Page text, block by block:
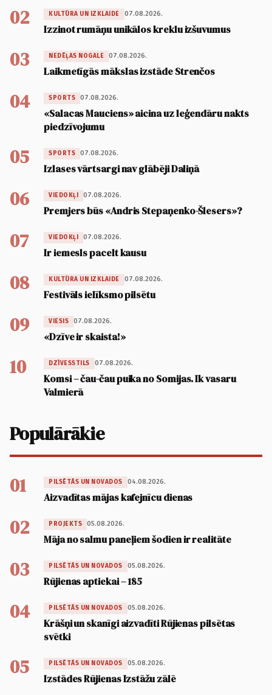
02 KULTŪRA UN IZKLAIDE 07.08.2026.
Izzinot rumāņu unikālos kreklu izšuvumus
03 NEDĒĻAS NOGALE 07.08.2026.
Laikmetīgās mākslas izstāde Strenčos
04 SPORTS 07.08.2026.
«Salacas Mauciens» aicina uz leģendāru nakts
piedzīvojumu
05 SPORTS 07.08.2026.
Izlases vārtsargi nav glābēji Daliņā
06 VIEDOKĻI 07.08.2026.
Premjers būs «Andris Stepaņenko-Šlesers»?
07 VIEDOKĻI 07.08.2026.
Ir iemesls pacelt kausu
08 KULTŪRA UN IZKLAIDE 07.08.2026.
Festivāls ielīksmo pilsētu
09 VIESIS 07.08.2026.
«Dzīve ir skaista!»
10 DZĪVESSTILS 07.08.2026.
Komsi – čau-čau puika no Somijas. Ik vasaru
Valmierā
Populārākie
01 PILSĒTĀS UN NOVADOS 04.08.2026.
Aizvadītas mājas kafejnīcu dienas
02 PROJEKTS 05.08.2026.
Māja no salmu paneļiem šodien ir realitāte
03 PILSĒTĀS UN NOVADOS 05.08.2026.
Rūjienas aptiekai – 185
04 PILSĒTĀS UN NOVADOS 05.08.2026.
Krāšņi un skanīgi aizvadīti Rūjienas pilsētas
svētki
05 PILSĒTĀS UN NOVADOS 05.08.2026.
Izstādes Rūjienas Izstāžu zālē